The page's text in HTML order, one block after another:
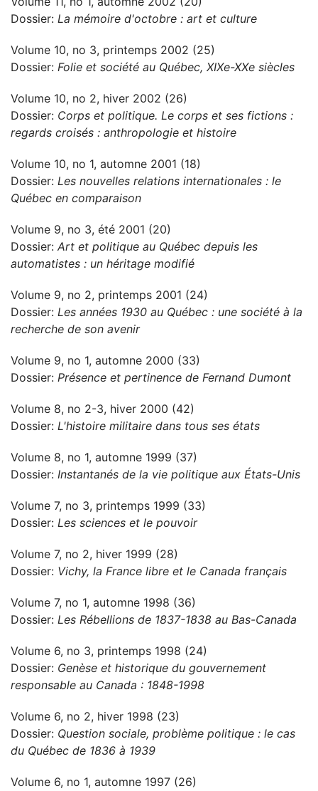
Dossier: La mémoire d'octobre : art et culture
Volume 10, no 3, printemps 2002 (25)
Dossier: Folie et société au Québec, XIXe-XXe siècles
Volume 10, no 2, hiver 2002 (26)
Dossier: Corps et politique. Le corps et ses fictions :
regards croisés : anthropologie et histoire
Volume 10, no 1, automne 2001 (18)
Dossier: Les nouvelles relations internationales : le
Québec en comparaison
Volume 9, no 3, été 2001 (20)
Dossier: Art et politique au Québec depuis les
automatistes : un héritage modifié
Volume 9, no 2, printemps 2001 (24)
Dossier: Les années 1930 au Québec : une société à la
recherche de son avenir
Volume 9, no 1, automne 2000 (33)
Dossier: Présence et pertinence de Fernand Dumont
Volume 8, no 2-3, hiver 2000 (42)
Dossier: L'histoire militaire dans tous ses états
Volume 8, no 1, automne 1999 (37)
Dossier: Instantanés de la vie politique aux États-Unis
Volume 7, no 3, printemps 1999 (33)
Dossier: Les sciences et le pouvoir
Volume 7, no 2, hiver 1999 (28)
Dossier: Vichy, la France libre et le Canada français
Volume 7, no 1, automne 1998 (36)
Dossier: Les Rébellions de 1837-1838 au Bas-Canada
Volume 6, no 3, printemps 1998 (24)
Dossier: Genèse et historique du gouvernement
responsable au Canada : 1848-1998
Volume 6, no 2, hiver 1998 (23)
Dossier: Question sociale, problème politique : le cas
du Québec de 1836 à 1939
Volume 6, no 1, automne 1997 (26)